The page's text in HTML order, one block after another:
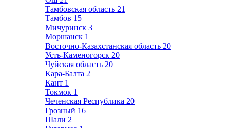
Тамбовская область 21
Тамбов 15
Мичуринск 3
Моршанск 1
Восточно-Казахстанская область 20
Усть-Каменогорск 20
Чуйская область 20
Кара-Балта 2
Кант 1
Токмок 1
Чеченская Республика 20
Грозный 16
Шали 2